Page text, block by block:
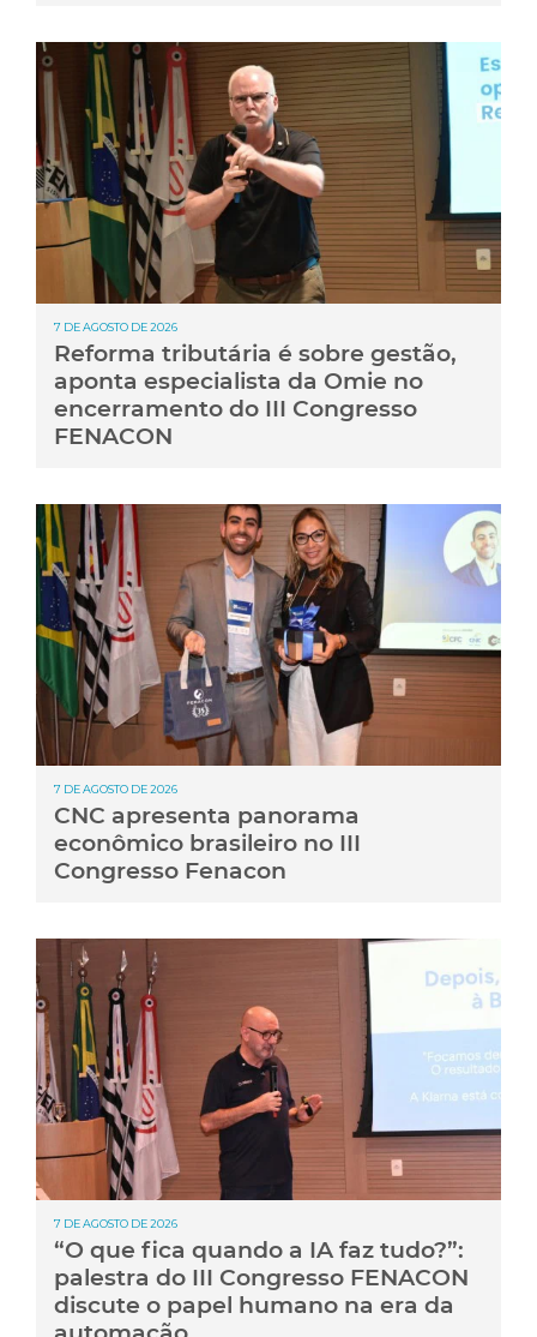
7 DE AGOSTO DE 2026
Reforma tributária é sobre gestão,
aponta especialista da Omie no
encerramento do III Congresso
FENACON
7 DE AGOSTO DE 2026
CNC apresenta panorama
econômico brasileiro no III
Congresso Fenacon
7 DE AGOSTO DE 2026
“O que fica quando a IA faz tudo?”:
palestra do III Congresso FENACON
discute o papel humano na era da